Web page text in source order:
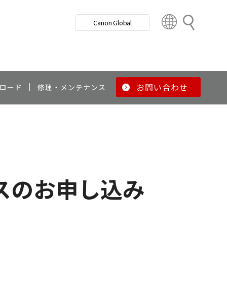
検
Canon Global
t
y
ード 修理・メンテナンス お問い合わせ
のお申し込み